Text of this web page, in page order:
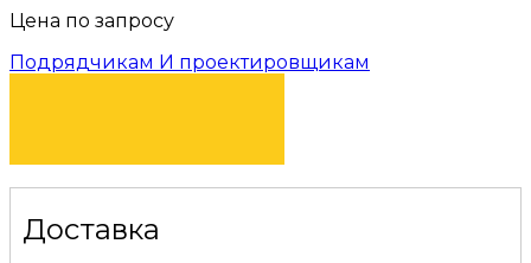
Цена по запросу
Подрядчикам И проектировщикам
Доставка